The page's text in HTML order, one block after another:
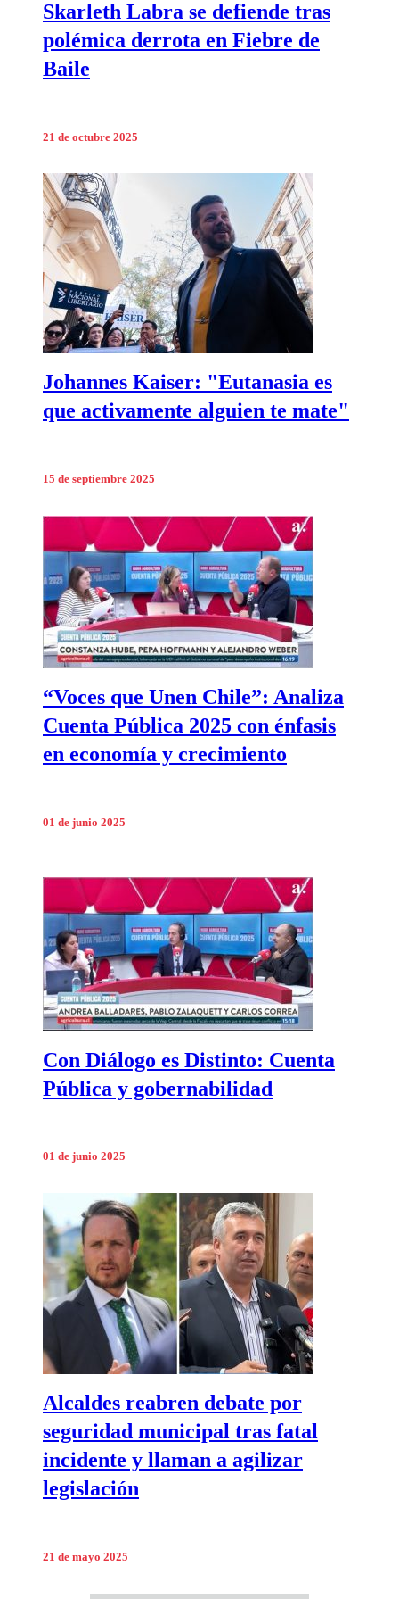
Skarleth Labra se defiende tras
polémica derrota en Fiebre de
Baile
21 de octubre 2025
Johannes Kaiser: "Eutanasia es
que activamente alguien te mate"
15 de septiembre 2025
“Voces que Unen Chile”: Analiza
Cuenta Pública 2025 con énfasis
en economía y crecimiento
01 de junio 2025
Con Diálogo es Distinto: Cuenta
Pública y gobernabilidad
01 de junio 2025
Alcaldes reabren debate por
seguridad municipal tras fatal
incidente y llaman a agilizar
legislación
21 de mayo 2025